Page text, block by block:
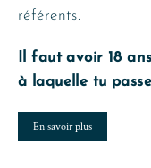
référents.
Il faut avoir 18
à laquelle tu
En savoir plus